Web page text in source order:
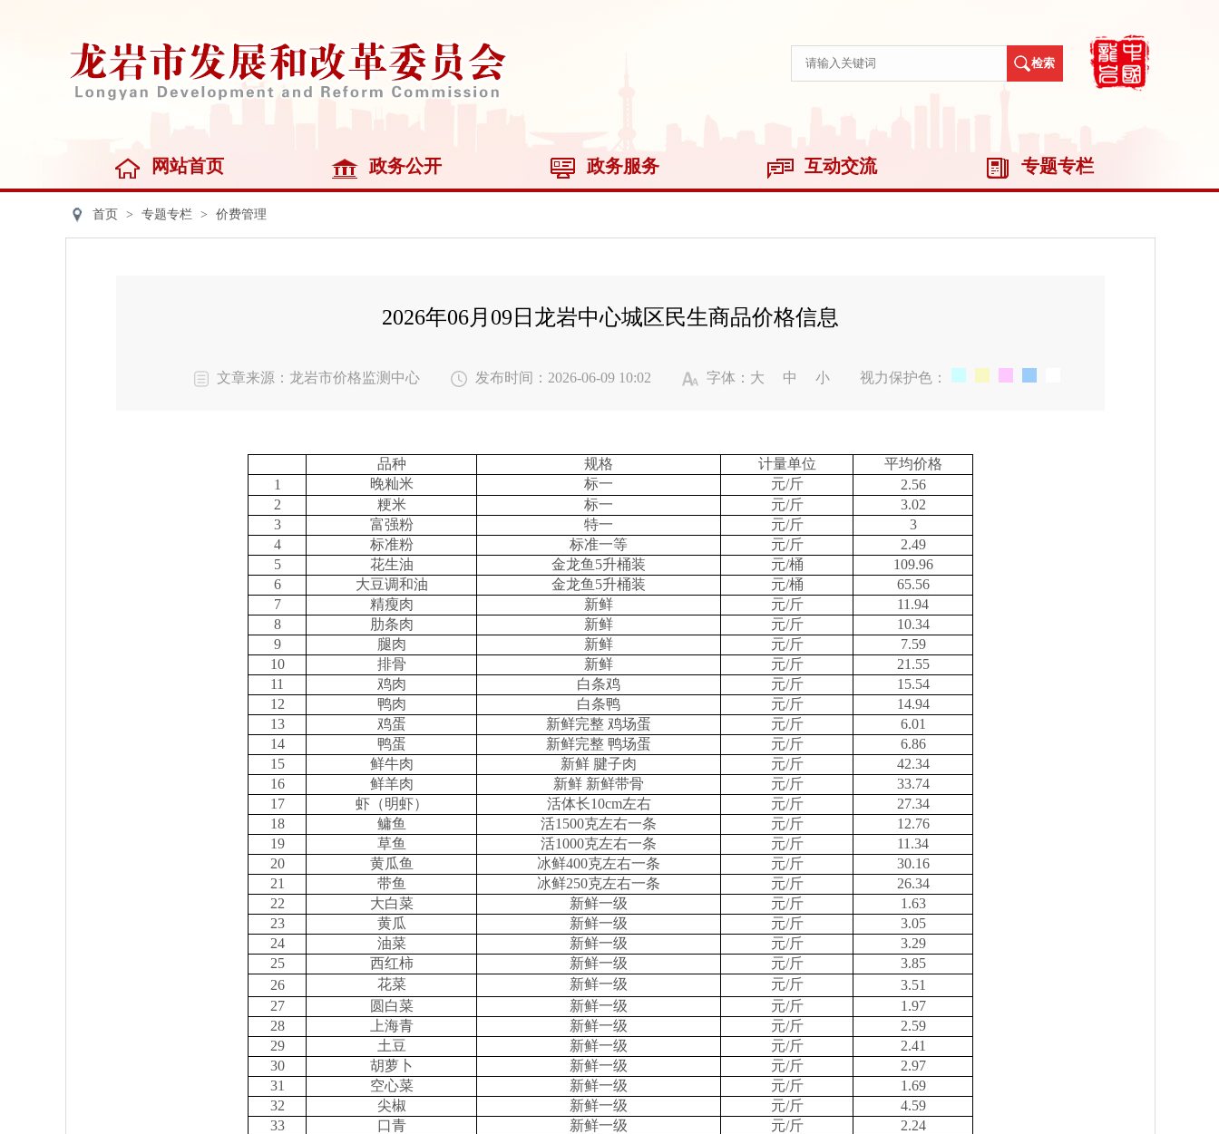
网站首页 政务公开 政务服务 互动交流 专题专栏
首页 > 专题专栏 > 价费管理
2026年06月09日龙岩中心城区民生商品价格信息
文章来源：龙岩市价格监测中心 发布时间：2026-06-09 10:02 字体： 大 中 小 视力保护色：
品种 规格 计量单位
平均价格
1
晚籼米 标一 元/斤
2.56
2
粳米 标一 元/斤
3.02
3
富强粉 特一 元/斤
3
4
标准粉 标准一等 元/斤
2.49
5
花生油 金龙鱼5升桶装 元/桶
109.96
6
大豆调和油 金龙鱼5升桶装 元/桶
65.56
7
精瘦肉 新鲜 元/斤
11.94
8
肋条肉 新鲜 元/斤
10.34
9
腿肉 新鲜 元/斤
7.59
10
排骨 新鲜 元/斤
21.55
11
鸡肉 白条鸡 元/斤
15.54
12
鸭肉 白条鸭 元/斤
14.94
13
鸡蛋 新鲜完整 鸡场蛋 元/斤
6.01
14
鸭蛋 新鲜完整 鸭场蛋 元/斤
6.86
15
鲜牛肉 新鲜 腱子肉 元/斤
42.34
16
鲜羊肉 新鲜 新鲜带骨 元/斤
33.74
17
虾（明虾） 活体长10cm左右 元/斤
27.34
18
鳙鱼 活1500克左右一条 元/斤
12.76
19
草鱼 活1000克左右一条 元/斤
11.34
20
黄瓜鱼 冰鲜400克左右一条 元/斤
30.16
21
带鱼 冰鲜250克左右一条 元/斤
26.34
22
大白菜 新鲜一级 元/斤
1.63
23
黄瓜 新鲜一级 元/斤
3.05
24
油菜 新鲜一级 元/斤
3.29
25
西红柿 新鲜一级 元/斤
3.85
26
花菜 新鲜一级 元/斤
3.51
27
圆白菜 新鲜一级 元/斤
1.97
28
上海青 新鲜一级 元/斤
2.59
29
土豆 新鲜一级 元/斤
2.41
30
胡萝卜 新鲜一级 元/斤
2.97
31
空心菜 新鲜一级 元/斤
1.69
32
尖椒 新鲜一级 元/斤
4.59
33
口青 新鲜一级 元/斤
2.24